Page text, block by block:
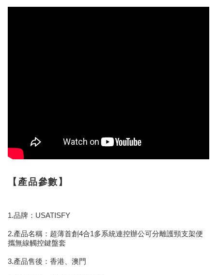
【產品參數】
1.品牌：USATISFY
2.產品名稱：超薄首創4合1多系統連控辦公可分離護頸支架便
攜無線觸控鍵盤套
3.產品售後：香港、澳門